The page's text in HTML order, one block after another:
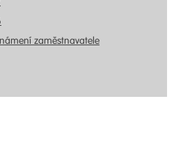
zaměstnavatele